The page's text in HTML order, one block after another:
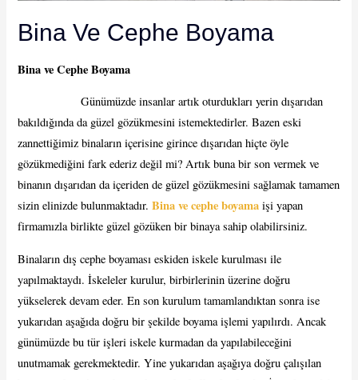
Bina Ve Cephe Boyama
Bina ve Cephe Boyama
Günümüzde insanlar artık oturdukları yerin dışarıdan
bakıldığında da güzel gözükmesini istemektedirler. Bazen eski
zannettiğimiz binaların içerisine girince dışarıdan hiçte öyle
gözükmediğini fark ederiz değil mi? Artık buna bir son vermek ve
binanın dışarıdan da içeriden de güzel gözükmesini sağlamak tamamen
sizin elinizde bulunmaktadır.Bina ve cephe boyama işi yapan
firmamızla birlikte güzel gözüken bir binaya sahip olabilirsiniz.
Binaların dış cephe boyaması eskiden iskele kurulması ile
yapılmaktaydı. İskeleler kurulur, birbirlerinin üzerine doğru
yükselerek devam eder. En son kurulum tamamlandıktan sonra ise
yukarıdan aşağıda doğru bir şekilde boyama işlemi yapılırdı. Ancak
günümüzde bu tür işleri iskele kurmadan da yapılabileceğini
unutmamak gerekmektedir. Yine yukarıdan aşağıya doğru çalışılan